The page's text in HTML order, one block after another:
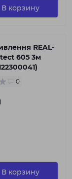
В корзину
REAL-
605 3м
0
В корзину